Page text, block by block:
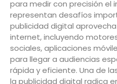
para medir con precisión el
representan desafíos
publicidad digital
internet, incluyendo
sociales, aplicaciones
para llegar a audiencias
rápida y eficiente. Una de
la publicidad digital radica